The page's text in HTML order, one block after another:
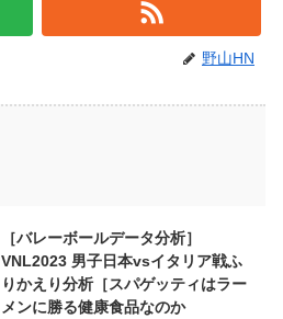
野山HN
［バレーボールデータ分析］
VNL2023 男子日本vsイタリア戦ふ
りかえり分析［スパゲッティはラー
メンに勝る健康食品なのか